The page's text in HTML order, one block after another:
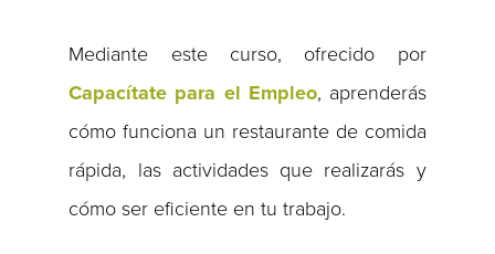
Mediante este curso, ofrecido por
Capacítate para el Empleo, aprenderás
cómo funciona un restaurante de comida
rápida, las actividades que realizarás y
cómo ser eficiente en tu trabajo.